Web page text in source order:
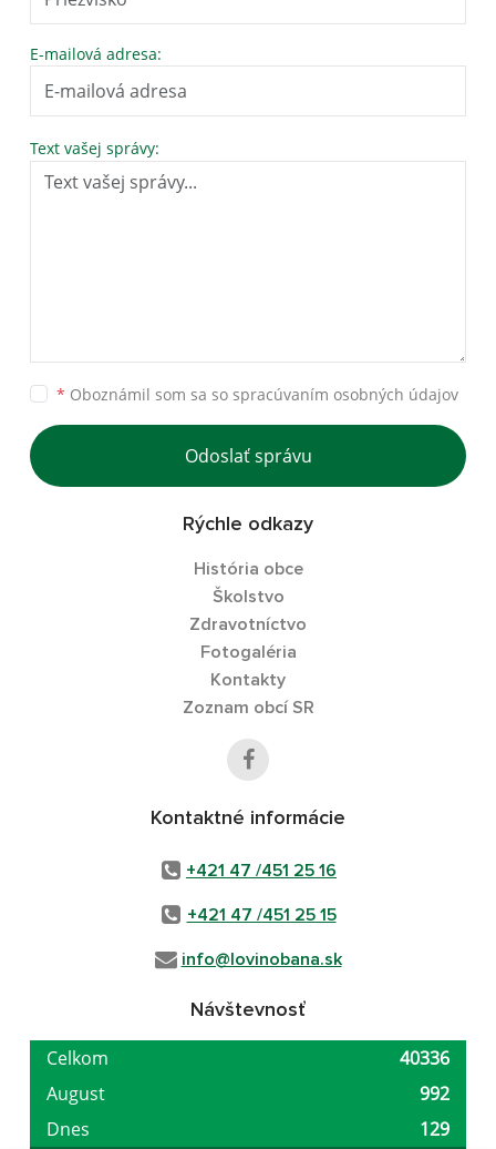
E-mailová adresa:
Text vašej správy:
* Oboznámil som sa so spracúvaním osobných údajov
Odoslať správu
Rýchle odkazy
História obce
Školstvo
Zdravotníctvo
Fotogaléria
Kontakty
Zoznam obcí SR
Kontaktné informácie
+421 47 /451 25 16
+421 47 /451 25 15
info@lovinobana.sk
Návštevnosť